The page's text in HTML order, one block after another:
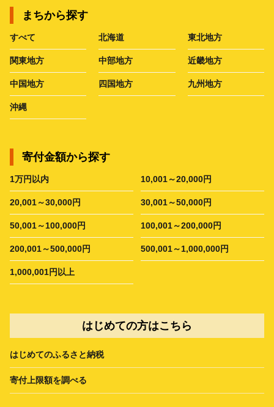
まちから探す
すべて 北海道 東北地方
関東地方 中部地方 近畿地方
中国地方 四国地方 九州地方
沖縄
寄付金額から探す
1万円以内 10,001～20,000円
20,001～30,000円 30,001～50,000円
50,001～100,000円 100,001～200,000円
200,001～500,000円 500,001～1,000,000円
1,000,001円以上
はじめての方はこちら
はじめてのふるさと納税
寄付上限額を調べる